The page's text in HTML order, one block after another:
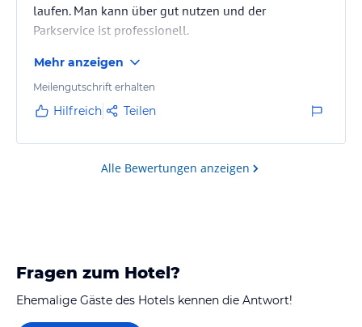
laufen. Man kann über gut nutzen und der
Parkservice ist professionell.
Mehr anzeigen
Meilengutschrift erhalten
Hilfreich Teilen
Alle Bewertungen anzeigen
Fragen zum Hotel?
Ehemalige Gäste des Hotels kennen die Antwort!